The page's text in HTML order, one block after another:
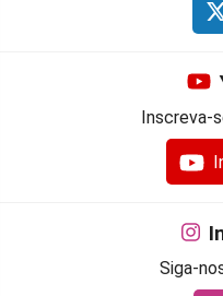
Inscreva-
Siga-